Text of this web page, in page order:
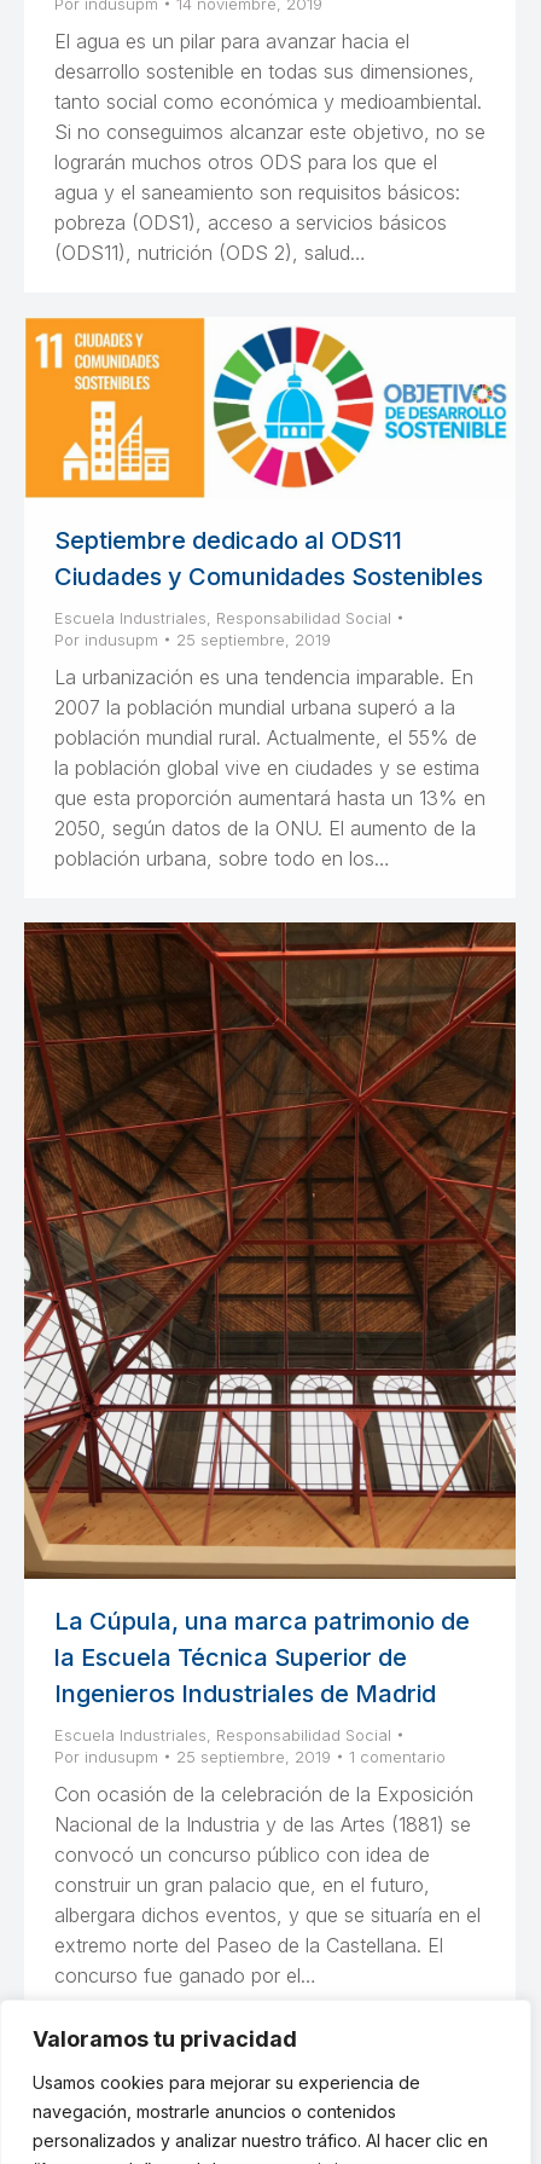
Valoramos tu privacidad
Usamos cookies para mejorar su experiencia de
navegación, mostrarle anuncios o contenidos
personalizados y analizar nuestro tráfico. Al hacer clic en
El agua es un pilar para avanzar hacia el
desarrollo sostenible en todas sus dimensiones,
tanto social como económica y medioambiental.
Si no conseguimos alcanzar este objetivo, no se
lograrán muchos otros ODS para los que el
agua y el saneamiento son requisitos básicos:
pobreza (ODS1), acceso a servicios básicos
(ODS11), nutrición (ODS 2), salud…
Septiembre dedicado al ODS11
Ciudades y Comunidades Sostenibles
Escuela Industriales
Responsabilidad Social
Por indusupm 25 septiembre, 2019
La urbanización es una tendencia imparable. En
2007 la población mundial urbana superó a la
población mundial rural. Actualmente, el 55% de
la población global vive en ciudades y se estima
que esta proporción aumentará hasta un 13% en
2050, según datos de la ONU. El aumento de la
población urbana, sobre todo en los…
La Cúpula, una marca patrimonio de
la Escuela Técnica Superior de
Ingenieros Industriales de Madrid
Escuela Industriales
Responsabilidad Social
Por indusupm 25 septiembre, 2019 1 comentario
Con ocasión de la celebración de la Exposición
Nacional de la Industria y de las Artes (1881) se
convocó un concurso público con idea de
construir un gran palacio que, en el futuro,
albergara dichos eventos, y que se situaría en el
extremo norte del Paseo de la Castellana. El
concurso fue ganado por el…
1 2 3 →